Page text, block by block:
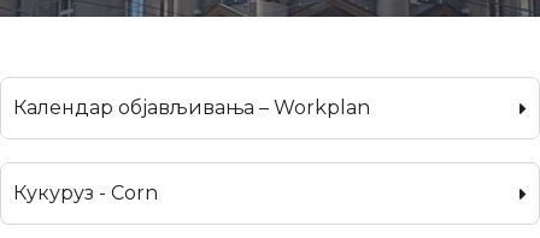
Календар објављивања – Workplan
Кукуруз - Corn